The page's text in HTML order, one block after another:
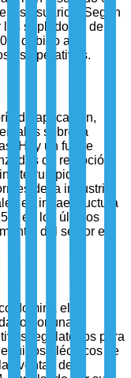
los usuarios. Según
los sopladores de
debido a su
operativos.
de aplicación,
sobre la
Hay un fuerte
de remoción
de la industria
en infraestructura
en los últimos
del sector en
domina el
por una
regulatorios para
eléctricos se
ventas de